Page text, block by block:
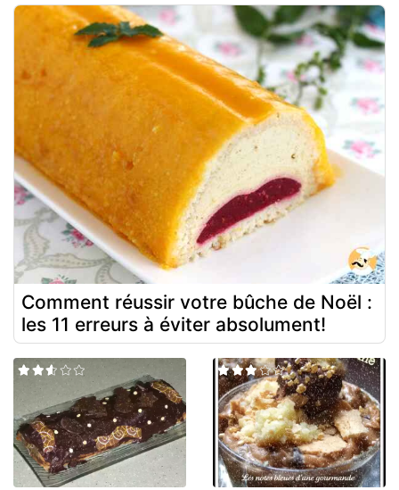
Comment réussir votre bûche de Noël :
les 11 erreurs à éviter absolument!